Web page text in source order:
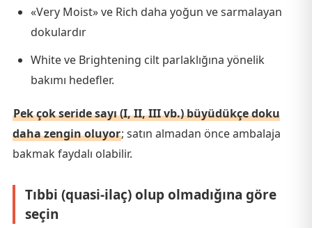
«Very Moist» ve Rich daha yoğun ve sarmalayan
dokulardır
White ve Brightening cilt parlaklığına yönelik
bakımı hedefler.
Pek çok seride sayı (I, II, III vb.) büyüdükçe doku
daha zengin oluyor; satın almadan önce ambalaja
bakmak faydalı olabilir.
Tıbbi (quasi-ilaç) olup olmadığına göre
seçin